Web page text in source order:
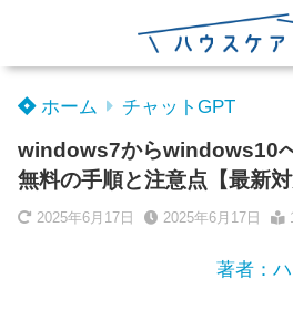
ホーム チャットGPT
windows7からwindows10
無料の手順と注意点【最新対
2025年6月17日 2025年6月17日
著者：